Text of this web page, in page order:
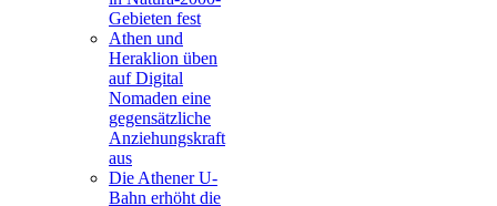
Gebieten fest
Athen und
Heraklion üben
auf Digital
Nomaden eine
gegensätzliche
Anziehungskraft
aus
Die Athener U-
Bahn erhöht die